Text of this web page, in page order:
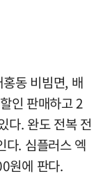
동 비빔면, 배
인 판매하고 2
다. 완도 전복 전
다. 심플러스 엑
원에 판다.